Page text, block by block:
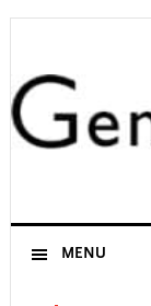
Skip
primary
navigation
Skip
content
Skip
primary
sidebar
Skip
footer
MENU